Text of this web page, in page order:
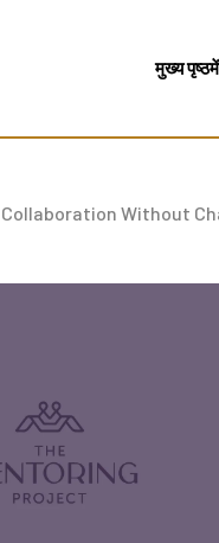
मुख्य पृष्ठ
Collaboration Without